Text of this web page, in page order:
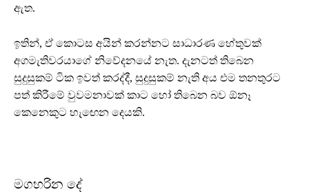
ඇත.
ඉතින්, ඒ කොටස අයින් කරන්නට සාධාරණ හේතුවක්
අගමැතිවරයාගේ නිවේදනයේ නැත. දැනටත් තිබෙන
සුදුසුකම් ටික ඉවත් කරද්දී, සුදුසුකම් නැති අය එම තනතුරට
පත් කිරීමේ වුවමනාවක් කාට හෝ තිබෙන බව ඕනෑ
කෙනෙකුට හැඟෙන දෙයකි.
මගහරින දේ